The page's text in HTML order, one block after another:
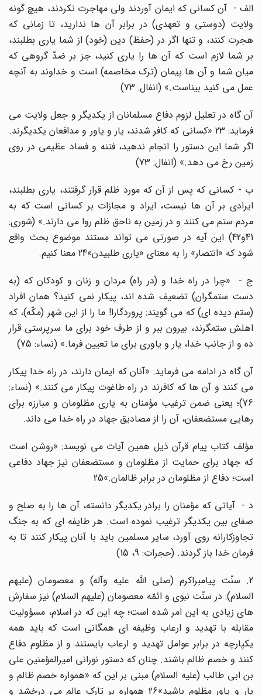
الف - آن کسانى که ایمان آوردند ولى مهاجرت نکردند، هیچ گونه
ولایت (دوستى و تعهدى) در برابر آن ها ندارید، تا زمانى که
هجرت کنند، و تنها اگر در (حفظ) دین (خود) از شما یارى بطلبند،
بر شما لازم است که آن ها را یارى کنید، جز بر ضدّ گروهى که
میان شما و آن ها پیمان (ترک مخاصمه) است و خداوند به آنچه
عمل مى کنید بیناست.» (انفال: 73)
آن گاه در تعلیل لزوم دفاع مسلمانان از یکدیگر و جعل ولایت مى
فرماید: 23 «کسانى که کافر شدند، یار و یاور و مدافعان یکدیگرند.
اگر شما این دستور را انجام ندهید، فتنه و فساد عظیمى در روى
زمین رخ مى دهد.» (انفال: 73)
ب - کسانى که پس از آن که مورد ظلم قرار گرفتند، یارى بطلبند،
ایرادى بر آن ها نیست، ایراد و مجازات بر کسانى است که به
مردم ستم مى کنند و در زمین به ناحق ظلم روا مى دارند.» (شورى:
41و42) این آیه در صورتى مى تواند مستند موضوع بحث واقع
شود که «انتصار» را به معناى «یارى طلبیدن»24 معنا کنیم.
ج - «چرا در راه خدا و (در راه) مردان و زنان و کودکان که (به
دست ستمگران) تضعیف شده اند، پیکار نمى کنید؟ همان افراد
(ستم دیده اى) که مى گویند: پروردگارا! ما را از این شهر (مکّه)، که
اهلش ستمگرند، بیرون ببر و از طرف خود براى ما سرپرستى قرار
ده و از جانب خدا، یار و یاورى براى ما تعیین فرما.» (نساء: 75)
آن گاه در ادامه مى فرماید: «آنان که ایمان دارند، در راه خدا پیکار
مى کنند و آن ها که کافرند در راه طاغوت پیکار مى کنند.» (نساء:
76)؛ یعنى ضمن ترغیب مؤمنان به یارى مظلومان و مبارزه براى
رهایى مستضعفان، آن را از مصادیق جهاد در راه خدا مى داند.
مؤلف کتاب پیام قرآن ذیل همین آیات مى نویسد: «روشن است
که جهاد براى حمایت از مظلومان و مستضعفان نیز جهاد دفاعى
است؛ دفاع از مظلومان در برابر ظالمان.»25
د - آیاتى که مؤمنان را برادر یکدیگر دانسته، آن ها را به صلح و
صفاى بین یکدیگر ترغیب نموده است. هر طایفه اى که به جنگ
تجاوزکارانه روى آورد، سایر مسلمین باید با آنان پیکار کنند تا به
فرمان خدا باز گردند. (حجرات: 9، 15)
2. سنّت پیامبراکرم (صلى الله علیه وآله) و معصومان (علیهم
السلام): در سنّت نبوى و ائمّه معصومان (علیهم السلام) نیز سفارش
هاى زیادى به این امر شده است؛ چه این که در اسلام، مسؤولیت
مقابله با تهدید و ارعاب وظیفه اى همگانى است که باید همه
یکپارچه در برابر عوامل تهدید و ارعاب بایستند و از مظلوم دفاع
کنند و خصم ظالم باشند. چنان که دستور نورانى امیرالمؤمنین على
بن ابى طالب (علیه السلام) مبنى بر این که «همواره خصم ظالم و
یار و یاور مظلوم باشید»26 همواره بر تارک عالم مى درخشد و